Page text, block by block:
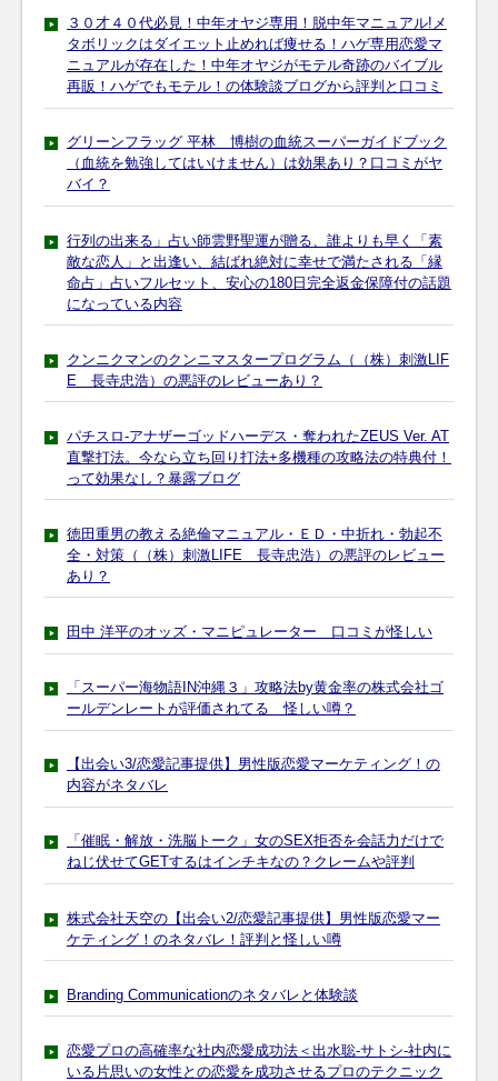
３０才４０代必見！中年オヤジ専用！脱中年マニュアル!メ
タボリックはダイエット止めれば痩せる！ハゲ専用恋愛マ
ニュアルが存在した！中年オヤジがモテル奇跡のバイブル
再販！ハゲでもモテル！の体験談ブログから評判と口コミ
グリーンフラッグ 平林 博樹の血統スーパーガイドブック
（血統を勉強してはいけません）は効果あり？口コミがヤ
バイ？
行列の出来る」占い師雲野聖運が贈る、誰よりも早く「素
敵な恋人」と出逢い、結ばれ絶対に幸せで満たされる「縁
命占」占いフルセット、安心の180日完全返金保障付の話題
になっている内容
クンニクマンのクンニマスタープログラム（（株）刺激LIF
E 長寺忠浩）の悪評のレビューあり？
パチスロ-アナザーゴッドハーデス・奪われたZEUS Ver. AT
直撃打法。今なら立ち回り打法+多機種の攻略法の特典付！
って効果なし？暴露ブログ
徳田重男の教える絶倫マニュアル・ＥＤ・中折れ・勃起不
全・対策（（株）刺激LIFE 長寺忠浩）の悪評のレビュー
あり？
田中 洋平のオッズ・マニピュレーター 口コミが怪しい
「スーパー海物語IN沖縄３」攻略法by黄金率の株式会社ゴ
ールデンレートが評価されてる 怪しい噂？
【出会い3/恋愛記事提供】男性版恋愛マーケティング！の
内容がネタバレ
「催眠・解放・洗脳トーク」女のSEX拒否を会話力だけで
ねじ伏せてGETするはインチキなの？クレームや評判
株式会社天空の【出会い2/恋愛記事提供】男性版恋愛マー
ケティング！のネタバレ！評判と怪しい噂
Branding Communicationのネタバレと体験談
恋愛プロの高確率な社内恋愛成功法＜出水聡-サトシ-社内に
いる片思いの女性との恋愛を成功させるプロのテクニック